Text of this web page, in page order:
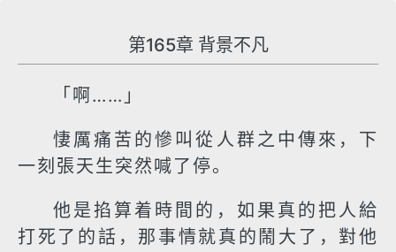
第165章 背景不凡
「啊……」
悽厲痛苦的慘叫從人群之中傳來，下
一刻張天生突然喊了停。
他是掐算着時間的，如果真的把人給
打死了的話，那事情就真的鬧大了，對他